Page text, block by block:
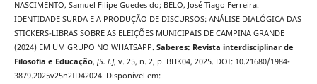
NASCIMENTO, Samuel Filipe Guedes do; BELO, José Tiago Ferreira.
IDENTIDADE SURDA E A PRODUÇÃO DE DISCURSOS: ANÁLISE DIALÓGICA DAS
STICKERS-LIBRAS SOBRE AS ELEIÇÕES MUNICIPAIS DE CAMPINA GRANDE
(2024) EM UM GRUPO NO WHATSAPP. Saberes: Revista interdisciplinar de
Filosofia e Educação, [S. l.], v. 25, n. 2, p. BHK04, 2025. DOI: 10.21680/1984-
3879.2025v25n2ID42024. Disponível em: